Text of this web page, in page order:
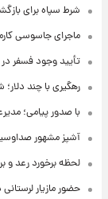
شرط سپاه برای
ماجرای جاسوسی
تأیید وجود فسفر
رهگیری با چند
با صدور پیامی؛
آشپز مشهور
لحظه برخورد رعد و
حضور مازیار